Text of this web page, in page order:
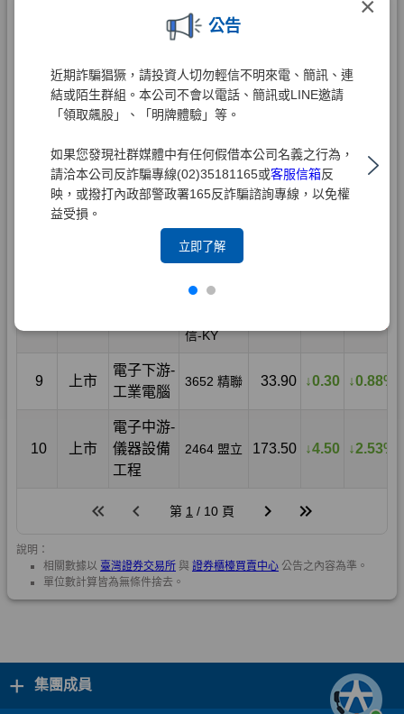
×
公告
近期詐騙猖獗，請投資人切勿輕信不明來電、簡訊、連
結或陌生群組。本公司不會以電話、簡訊或LINE邀請
「領取飆股」、「明牌體驗」等。
如果您發現社群媒體中有任何假借本公司名義之行為，
請洽本公司反詐騙專線(02)35181165或客服信箱反
映，或撥打內政部警政署165反詐騙諮詢專線，以免權
益受損。
立即了解
+ 集團成員